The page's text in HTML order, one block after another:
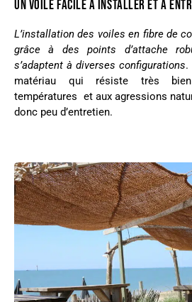
UN VOILE FACILE À INSTALLER ET À
L’installation des voiles en fibre de
grâce à des points d’attache
s’adaptent à diverses configurations.
matériau qui résiste très
températures et aux agressions
donc peu d’entretien.